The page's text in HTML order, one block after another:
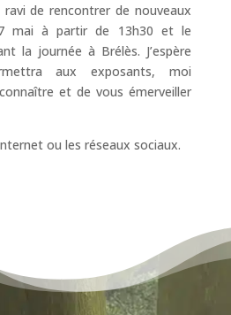
de rencontrer de nouveaux
mai à partir de 13h30 et le
la journée à Brélès. J’espère
aux exposants, moi
et de vous émerveiller
ou les réseaux sociaux.